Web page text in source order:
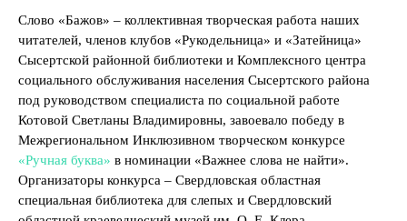
Слово «Бажов» – коллективная творческая работа наших
читателей, членов клубов «Рукодельница» и «Затейница»
Сысертской районной библиотеки и Комплексного центра
социального обслуживания населения Сысертского района
под руководством специалиста по социальной работе
Котовой Светланы Владимировны, завоевало победу в
Межрегиональном Инклюзивном творческом конкурсе
«Ручная буква» в номинации «Важнее слова не найти».
Организаторы конкурса – Свердловская областная
специальная библиотека для слепых и Свердловский